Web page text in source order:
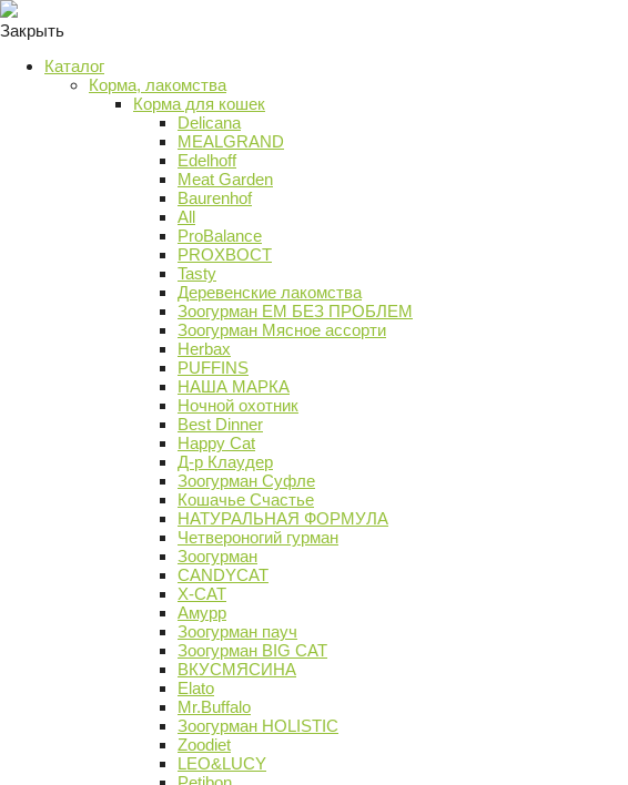
Закрыть
Каталог
Корма, лакомства
Корма для кошек
Delicana
MEALGRAND
Edelhoff
Meat Garden
Baurenhof
All
ProBalance
PROХВОСТ
Tasty
Деревенские лакомства
Зоогурман ЕМ БЕЗ ПРОБЛЕМ
Зоогурман Мясное ассорти
Herbax
PUFFINS
НАША МАРКА
Ночной охотник
Best Dinner
Happy Cat
Д-р Клаудер
Зоогурман Суфле
Кошачье Счастье
НАТУРАЛЬНАЯ ФОРМУЛА
Четвероногий гурман
Зоогурман
CANDYCAT
X-CAT
Амурр
Зоогурман пауч
Зоогурман BIG CAT
ВКУСМЯСИНА
Elato
Mr.Buffalo
Зоогурман HOLISTIC
Zoodiet
LEO&LUCY